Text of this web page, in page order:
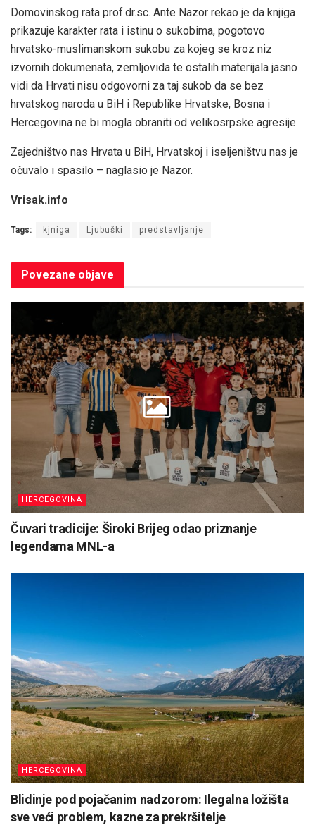
Domovinskog rata prof.dr.sc. Ante Nazor rekao je da knjiga
prikazuje karakter rata i istinu o sukobima, pogotovo
hrvatsko-muslimanskom sukobu za kojeg se kroz niz
izvornih dokumenata, zemljovida te ostalih materijala jasno
vidi da Hrvati nisu odgovorni za taj sukob da se bez
hrvatskog naroda u BiH i Republike Hrvatske, Bosna i
Hercegovina ne bi mogla obraniti od velikosrpske agresije.
Zajedništvo nas Hrvata u BiH, Hrvatskoj i iseljeništvu nas je
očuvalo i spasilo – naglasio je Nazor.
Vrisak.info
Tags: kjniga Ljubuški predstavljanje
Povezane objave
HERCEGOVINA
Čuvari tradicije: Široki Brijeg odao priznanje
legendama MNL-a
HERCEGOVINA
Blidinje pod pojačanim nadzorom: Ilegalna ložišta
sve veći problem, kazne za prekršitelje